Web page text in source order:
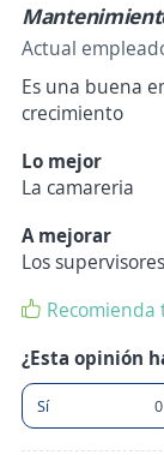
Actual
Es una buena
crecimiento
Lo mejor
La camareria
A mejorar
Los supervisores
¿Esta opinión
Sí 0